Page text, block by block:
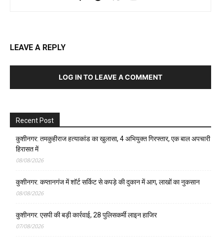
LEAVE A REPLY
LOG IN TO LEAVE A COMMENT
Recent Post
कुशीनगर: तमकुहीराज हत्याकांड का खुलासा, 4 अभियुक्त गिरफ्तार, एक बाल अपचारी
हिरासत में
08/08/2026
कुशीनगर: कप्तानगंज में शॉर्ट सर्किट से कपड़े की दुकान में आग, लाखों का नुकसान
08/08/2026
कुशीनगर: एसपी की बड़ी कार्रवाई, 28 पुलिसकर्मी लाइन हाजिर
07/08/2026